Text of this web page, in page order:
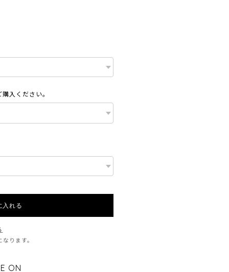
入ください。
入れる
ります。
ON